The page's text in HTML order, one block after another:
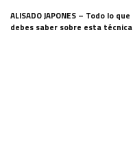
ALISADO JAPONES – Todo lo que
debes saber sobre esta técnica